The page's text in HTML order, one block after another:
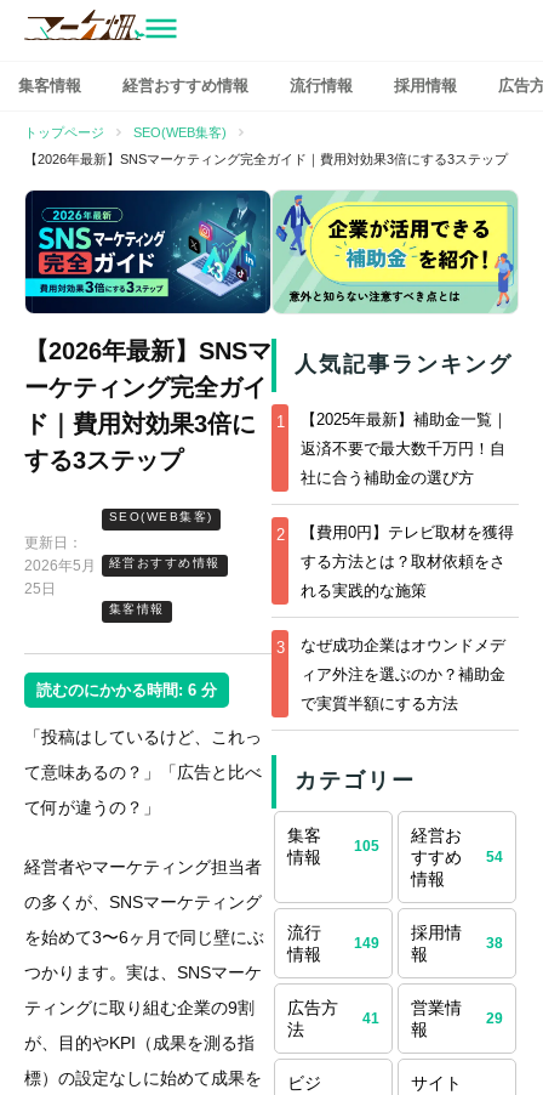
ン
テ
ン
ッ
マーケ畑
集客情報 経営おすすめ情報 流行情報 採用情報 広告
トップページ
SEO(WEB集客)
【2026年最新】SNSマーケティング完全ガイド｜費用対効果3倍にする3ステップ
【2026年最新】SNSマ
ーケティング完全ガイ
ド｜費用対効果3倍に
する3ステップ
更新日：
2026年5月
25日
SEO(WEB集客)
経営おすすめ情報
集客情報
読むのにかかる時間: 6 分
「投稿はしているけど、これっ
て意味あるの？」「広告と比べ
て何が違うの？」
経営者やマーケティング担当者
の多くが、SNSマーケティング
を始めて3〜6ヶ月で同じ壁にぶ
つかります。実は、SNSマーケ
ティングに取り組む企業の9割
が、目的やKPI（成果を測る指
標）の設定なしに始めて成果を
人気記事ランキング
1
【2025年最新】補助金一覧｜
返済不要で最大数千万円！自
社に合う補助金の選び方
2
【費用0円】テレビ取材を獲得
する方法とは？取材依頼をさ
れる実践的な施策
3
なぜ成功企業はオウンドメデ
ィア外注を選ぶのか？補助金
で実質半額にする方法
カテゴリー
集客
情報
105
経営お
すすめ
情報
54
流行
情報
149
採用情
報
38
広告方
法
41
営業情
報
29
ビジ
サイト